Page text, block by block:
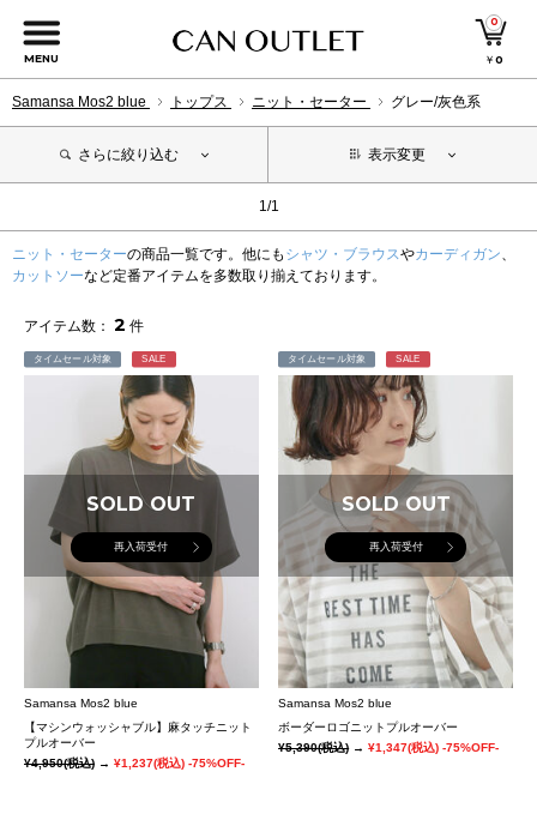
MENU
0
￥0
Samansa Mos2 blue トップス ニット・セーター グレー/灰色系
さらに絞り込む 表示変更
1/1
ニット・セーターの商品一覧です。他にも シャツ・ブラウスやカーディガン、
カットソーなど定番アイテムを多数取り揃えております。
アイテム数： 2 件
タイムセール対象 SALE
SOLD OUT
再入荷受付
Samansa Mos2 blue
【マシンウォッシャブル】麻タッチニット
プルオーバー
¥4,950(税込) → ¥1,237(税込) -75%OFF-
タイムセール対象 SALE
SOLD OUT
再入荷受付
Samansa Mos2 blue
ボーダーロゴニットプルオーバー
¥5,390(税込)→¥1,347(税込) -75%OFF-